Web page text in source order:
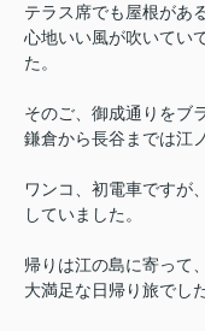
テラス席でも屋根があ
心地いい風が吹いてい
た。
そのご、御成通りをブ
鎌倉から長谷までは江
ワンコ、初電車ですが
していました。
帰りは江の島に寄って
大満足な日帰り旅でし